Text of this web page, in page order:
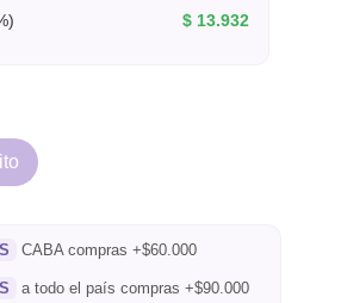
$ 13.932
CABA compras +$60.000
a todo el país compras +$90.000